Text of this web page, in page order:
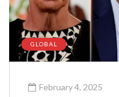
GLOBAL
February 4, 2025